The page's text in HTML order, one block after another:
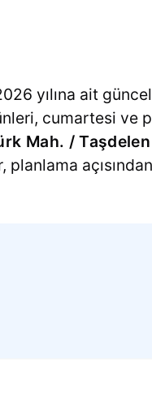
yılına ait
cumartesi ve
Mah. /